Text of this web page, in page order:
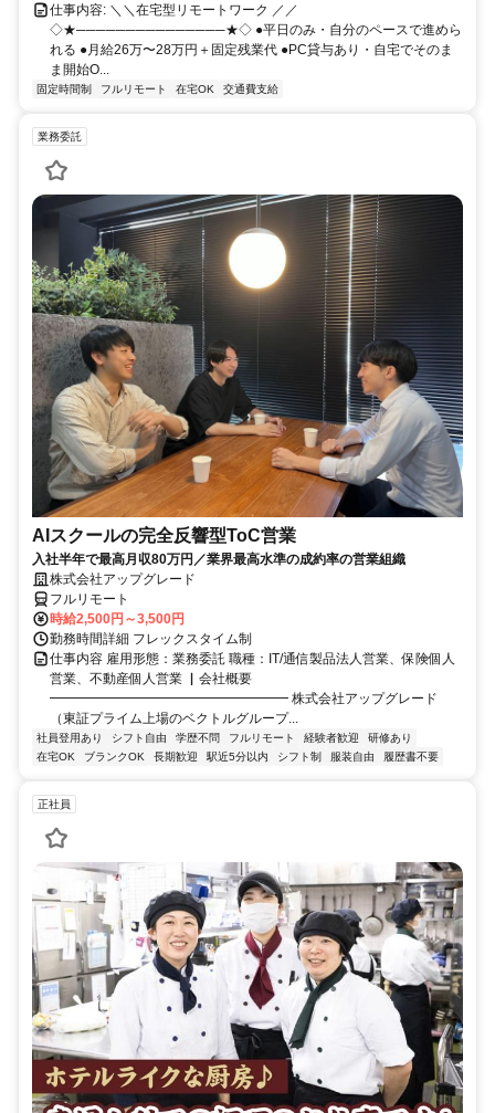
仕事内容: ＼＼在宅型リモートワーク ／／
◇★───────────────★◇ ●平日のみ・自分のペースで進めら
れる ●月給26万〜28万円＋固定残業代 ●PC貸与あり・自宅でそのま
ま開始O...
固定時間制 フルリモート 在宅OK 交通費支給
業務委託
AIスクールの完全反響型ToC営業
入社半年で最高月収80万円／業界最高水準の成約率の営業組織
株式会社アップグレード
フルリモート
時給2,500円～3,500円
勤務時間詳細 フレックスタイム制
仕事内容 雇用形態：業務委託 職種：IT/通信製品法人営業、保険個人
営業、不動産個人営業 ▏会社概要
━━━━━━━━━━━━━━━━━━ 株式会社アップグレード
（東証プライム上場のベクトルグループ...
社員登用あり シフト自由 学歴不問 フルリモート 経験者歓迎
研修あり
在宅OK
ブランクOK 長期歓迎 駅近5分以内 シフト制 服装自由 履歴書不要
正社員